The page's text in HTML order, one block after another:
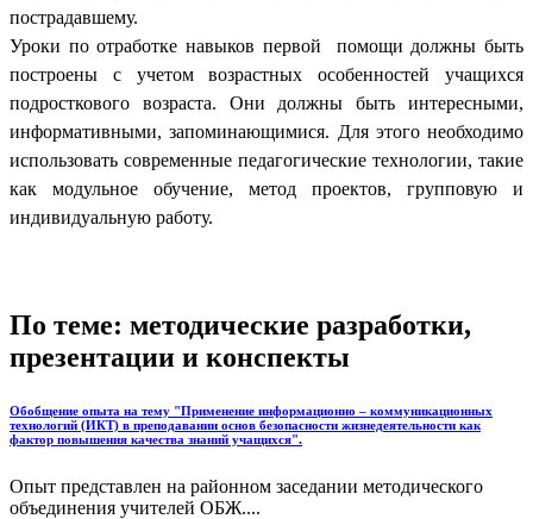
пострадавшему.
Уроки по отработке навыков первой помощи должны быть
построены с учетом возрастных особенностей учащихся
подросткового возраста. Они должны быть интересными,
информативными, запоминающимися. Для этого необходимо
использовать современные педагогические технологии, такие
как модульное обучение, метод проектов, групповую и
индивидуальную работу.
По теме: методические разработки,
презентации и конспекты
Обобщение опыта на тему "Применение информационно – коммуникационных
технологий (ИКТ) в преподавании основ безопасности жизнедеятельности как
фактор повышения качества знаний учащихся".
Опыт представлен на районном заседании методического
объединения учителей ОБЖ....